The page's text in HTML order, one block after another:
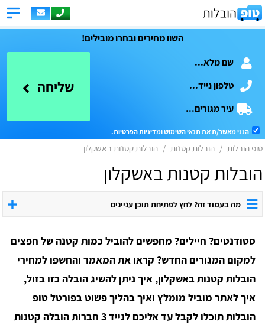
השוו מחירים ובחרו מובילים!
שליחה
הנני מאשר/ת את תנאי השימושומדיניות הפרטיות.
טופ הובלות הובלות קטנות הובלות קטנות באשקלון
הובלות קטנות באשקלון
מה בעמוד זה? לחץ לפתיחת תוכן עניינים
סטודנטים? חיילים? מחפשים להוביל כמות קטנה של חפצים
למקום המגורים החדש? קראו את המאמר והחשפו למחירי
הובלות קטנות באשקלון, איך ניתן להשיג הובלה כזו בזול,
איך לאתר מוביל מומלץ ואיך בהליך פשוט בפורטל טופ
הובלות תוכלו לקבל עד אליכם לנייד 3 חברות הובלה קטנות